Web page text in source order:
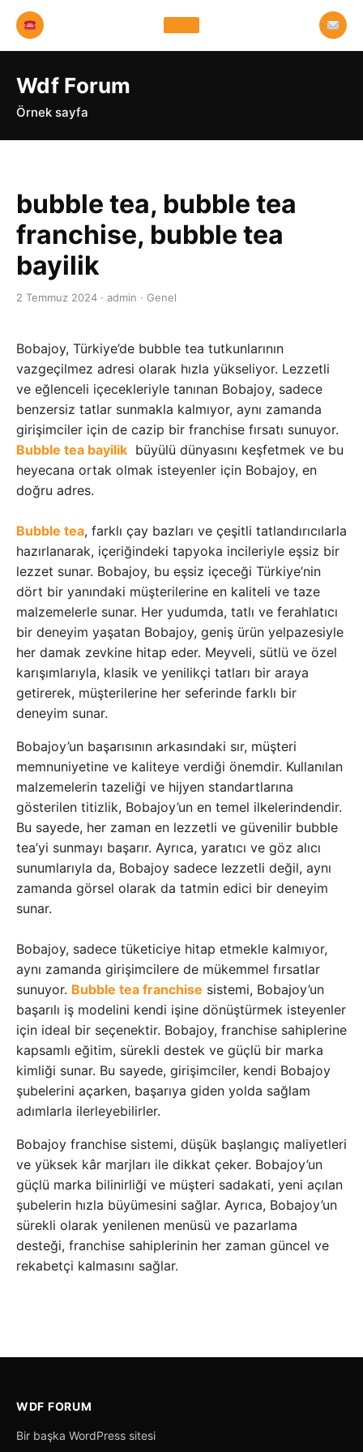
Wdf Forum
Örnek sayfa
bubble tea, bubble tea
franchise, bubble tea
bayilik
2 Temmuz 2024 · admin · Genel
Bobajoy, Türkiye’de bubble tea tutkunlarının
vazgeçilmez adresi olarak hızla yükseliyor. Lezzetli
ve eğlenceli içecekleriyle tanınan Bobajoy, sadece
benzersiz tatlar sunmakla kalmıyor, aynı zamanda
girişimciler için de cazip bir franchise fırsatı sunuyor.
Bubble tea bayilik büyülü dünyasını keşfetmek ve bu
heyecana ortak olmak isteyenler için Bobajoy, en
doğru adres.
Bubble tea, farklı çay bazları ve çeşitli tatlandırıcılarla
hazırlanarak, içeriğindeki tapyoka incileriyle eşsiz bir
lezzet sunar. Bobajoy, bu eşsiz içeceği Türkiye’nin
dört bir yanındaki müşterilerine en kaliteli ve taze
malzemelerle sunar. Her yudumda, tatlı ve ferahlatıcı
bir deneyim yaşatan Bobajoy, geniş ürün yelpazesiyle
her damak zevkine hitap eder. Meyveli, sütlü ve özel
karışımlarıyla, klasik ve yenilikçi tatları bir araya
getirerek, müşterilerine her seferinde farklı bir
deneyim sunar.
Bobajoy’un başarısının arkasındaki sır, müşteri
memnuniyetine ve kaliteye verdiği önemdir. Kullanılan
malzemelerin tazeliği ve hijyen standartlarına
gösterilen titizlik, Bobajoy’un en temel ilkelerindendir.
Bu sayede, her zaman en lezzetli ve güvenilir bubble
tea’yi sunmayı başarır. Ayrıca, yaratıcı ve göz alıcı
sunumlarıyla da, Bobajoy sadece lezzetli değil, aynı
zamanda görsel olarak da tatmin edici bir deneyim
sunar.
Bobajoy, sadece tüketiciye hitap etmekle kalmıyor,
aynı zamanda girişimcilere de mükemmel fırsatlar
sunuyor. Bubble tea franchise sistemi, Bobajoy’un
başarılı iş modelini kendi işine dönüştürmek isteyenler
için ideal bir seçenektir. Bobajoy, franchise sahiplerine
kapsamlı eğitim, sürekli destek ve güçlü bir marka
kimliği sunar. Bu sayede, girişimciler, kendi Bobajoy
şubelerini açarken, başarıya giden yolda sağlam
adımlarla ilerleyebilirler.
Bobajoy franchise sistemi, düşük başlangıç maliyetleri
ve yüksek kâr marjları ile dikkat çeker. Bobajoy’un
güçlü marka bilinirliği ve müşteri sadakati, yeni açılan
şubelerin hızla büyümesini sağlar. Ayrıca, Bobajoy’un
sürekli olarak yenilenen menüsü ve pazarlama
desteği, franchise sahiplerinin her zaman güncel ve
rekabetçi kalmasını sağlar.
WDF FORUM
Bir başka WordPress sitesi